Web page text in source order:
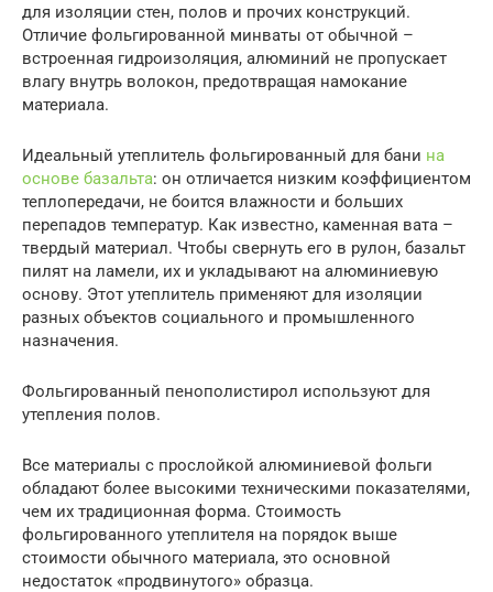
для изоляции стен, полов и прочих конструкций.
Отличие фольгированной минваты от обычной –
встроенная гидроизоляция, алюминий не пропускает
влагу внутрь волокон, предотвращая намокание
материала.
Идеальный утеплитель фольгированный для бани на
основе базальта: он отличается низким коэффициентом
теплопередачи, не боится влажности и больших
перепадов температур. Как известно, каменная вата –
твердый материал. Чтобы свернуть его в рулон, базальт
пилят на ламели, их и укладывают на алюминиевую
основу. Этот утеплитель применяют для изоляции
разных объектов социального и промышленного
назначения.
Фольгированный пенополистирол используют для
утепления полов.
Все материалы с прослойкой алюминиевой фольги
обладают более высокими техническими показателями,
чем их традиционная форма. Стоимость
фольгированного утеплителя на порядок выше
стоимости обычного материала, это основной
недостаток «продвинутого» образца.